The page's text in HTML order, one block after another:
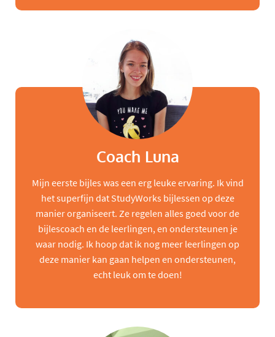
Coach Luna
Mijn eerste bijles was een erg leuke ervaring. Ik vind
het superfijn dat StudyWorks bijlessen op deze
manier organiseert. Ze regelen alles goed voor de
bijlescoach en de leerlingen, en ondersteunen je
waar nodig. Ik hoop dat ik nog meer leerlingen op
deze manier kan gaan helpen en ondersteunen,
echt leuk om te doen!